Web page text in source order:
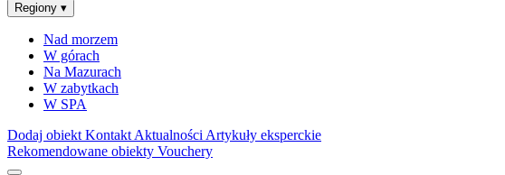
Regiony ▾
Nad morzem
W górach
Na Mazurach
W zabytkach
W SPA
Dodaj obiekt Kontakt Aktualności Artykuły eksperckie
Rekomendowane obiekty Vouchery